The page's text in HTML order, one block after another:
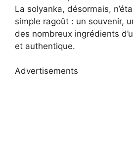
La solyanka, désormais,
simple ragoût : un souvenir,
des nombreux ingrédients
et authentique.
Advertisements